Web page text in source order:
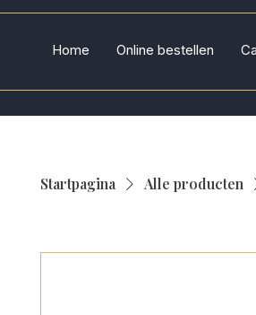
Home Online bestellen
Startpagina Alle producten